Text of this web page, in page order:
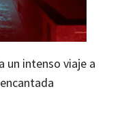
un intenso viaje a